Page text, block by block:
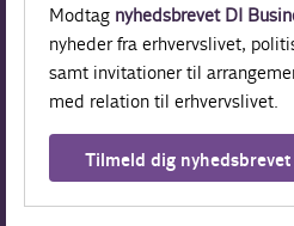
Modtag nyhedsbrevet DI
nyheder fra erhvervslivet,
samt invitationer til
med relation til erhvervslivet.
Tilmeld dig nyhedsbrevet